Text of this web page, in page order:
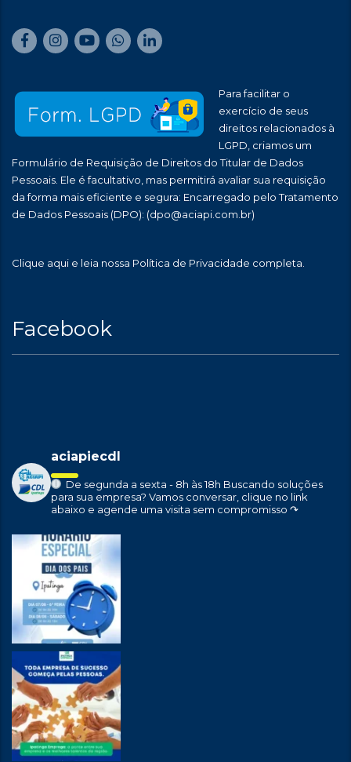
Para facilitar o
exercício de seus
direitos relacionados à
LGPD, criamos um
Formulário de Requisição de Direitos do Titular de Dados
Pessoais. Ele é facultativo, mas permitirá avaliar sua requisição
da forma mais eficiente e segura: Encarregado pelo Tratamento
de Dados Pessoais (DPO): (dpo@aciapi.com.br)
Clique aqui e leia nossa Política de Privacidade completa.
Facebook
aciapiecdl
De segunda a sexta - 8h às 18h Buscando soluções
para sua empresa? Vamos conversar, clique no link
abaixo e agende uma visita sem compromisso ↷